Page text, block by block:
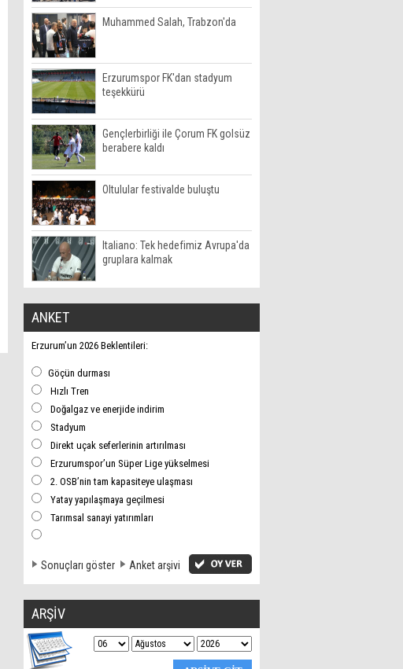
Muhammed Salah, Trabzon'da
Erzurumspor FK'dan stadyum
teşekkürü
Gençlerbirliği ile Çorum FK golsüz
berabere kaldı
Oltulular festivalde buluştu
Italiano: Tek hedefimiz Avrupa'da
gruplara kalmak
ANKET
Erzurum’un 2026 Beklentileri:
Göçün durması
Hızlı Tren
Doğalgaz ve enerjide indirim
Stadyum
Direkt uçak seferlerinin artırılması
Erzurumspor’un Süper Lige yükselmesi
2. OSB’nin tam kapasiteye ulaşması
Yatay yapılaşmaya geçilmesi
Tarımsal sanayi yatırımları
Sonuçları göster Anket arşivi
ARŞİV